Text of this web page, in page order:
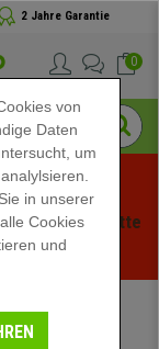
2 Jahre Garantie
0
Rabatte
-
von
Daten
um
in unserer
Cookies
und